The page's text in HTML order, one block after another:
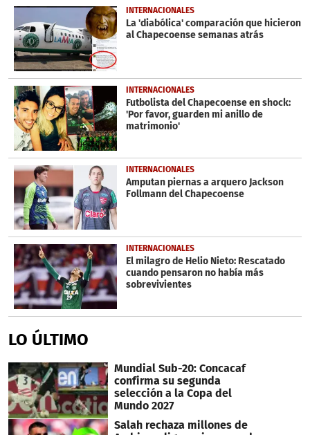
INTERNACIONALES
La 'diabólica' comparación que hicieron
al Chapecoense semanas atrás
INTERNACIONALES
Futbolista del Chapecoense en shock:
'Por favor, guarden mi anillo de
matrimonio'
INTERNACIONALES
Amputan piernas a arquero Jackson
Follmann del Chapecoense
INTERNACIONALES
El milagro de Helio Nieto: Rescatado
cuando pensaron no había más
sobrevivientes
LO ÚLTIMO
Mundial Sub-20: Concacaf
confirma su segunda
selección a la Copa del
Mundo 2027
Salah rechaza millones de